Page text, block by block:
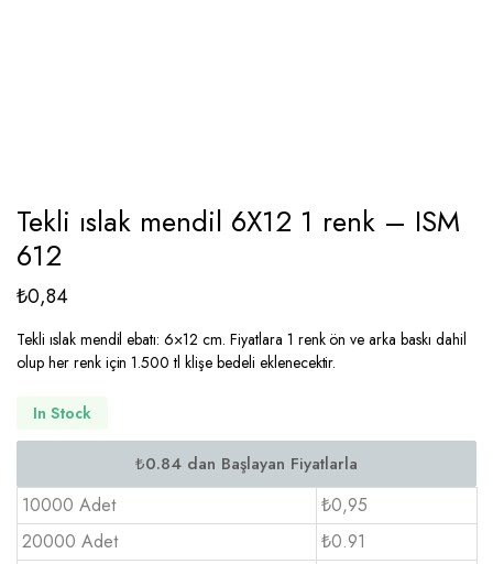
Tekli ıslak mendil 6X12 1 renk – ISM
612
₺0,84
Tekli ıslak mendil ebatı: 6×12 cm. Fiyatlara 1 renk ön ve arka baskı dahil
olup her renk için 1.500 tl klişe bedeli eklenecektir.
In Stock
10000 Adet
₺0,95
20000 Adet
₺0.91